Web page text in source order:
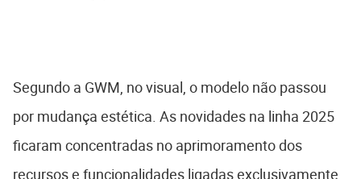
Segundo a GWM, no visual, o modelo não passou
por mudança estética. As novidades na linha 2025
ficaram concentradas no aprimoramento dos
recursos e funcionalidades ligadas exclusivamente